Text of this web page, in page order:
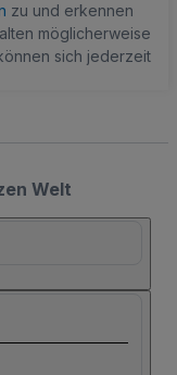
zu und erkennen
möglicherweise
sich jederzeit
Welt